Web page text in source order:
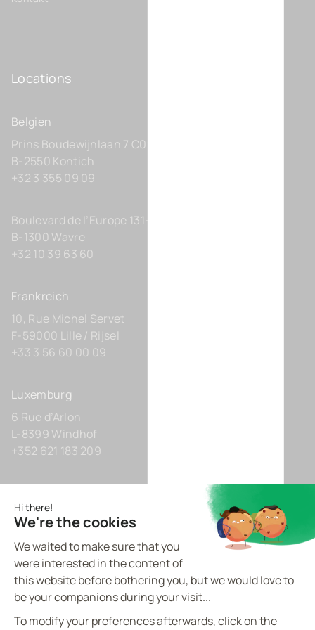
Locations
Belgien
Prins Boudewijnlaan 7 C0201
B-2550 Kontich
+32 3 355 09 09
Boulevard de l’Europe 131-D21
B-1300 Wavre
+32 10 39 63 60
Frankreich
10, Rue Michel Servet
F-59000 Lille / Rijsel
+33 3 56 60 00 09
Luxemburg
6 Rue d’Arlon
L-8399 Windhof
+352 621 183 209
Zollhof 8
D-40221 Düsseldorf
+49 211 9425160 0
BVI.EU - ©2026All rights reserved